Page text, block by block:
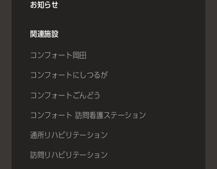
お知らせ
関連施設
コンフォート岡田
コンフォートにしつるが
コンフォートごんどう
コンフォート 訪問看護ステーション
通所リハビリテーション
訪問リハビリテーション